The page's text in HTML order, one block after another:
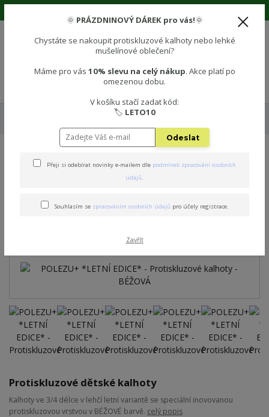
🌞 Letní edice (zkrácená délka)
POLEZU+ *LETNÍ EDICE* -
POLEZU+ *LETNÍ EDICE* -
Protiskluzové kalhoty -
BÉŽOVÁ
Protiskluzové dětské kalhoty
Kalhoty ve 3/4 délce v lehčí letní variantě se speciální inovovanou
protiskluzovou vrstvou v BÉŽOVÉ barvě. celý popis
🌞 PRÁZDNINOVÝ DÁREK pro vás!🌞
Chystáte se nakoupit protiskluzové kalhoty nebo lehké
mušelínové oblečení?
Máme pro vás 10% slevu na celý nákup. Akce platí po
omezenou dobu.
V košíku stačí zadat kód:
🏷️ LETO10
Odeslat
Přeji si odebírat novinky e-mailem dle podmínek zpracování osobních
údajů.
Souhlasím se zpracováním osobních údajů pro účely registrace.
Zavřít